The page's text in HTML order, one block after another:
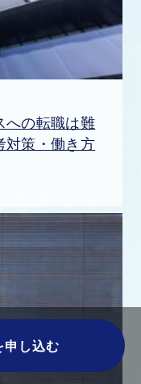
への転職は難
対策・働き方
申し込む